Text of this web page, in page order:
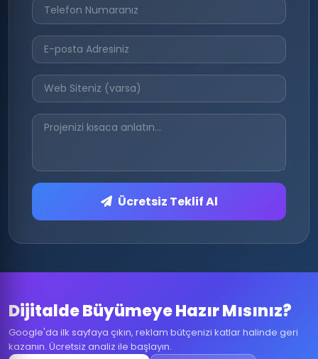
Ücretsiz Teklif Al
Dijitalde Büyümeye Hazır Mısınız?
Google'da ilk sayfaya çıkın, reklam bütçenizi katlar halinde geri
kazanın. Ücretsiz analiz ile başlayın.